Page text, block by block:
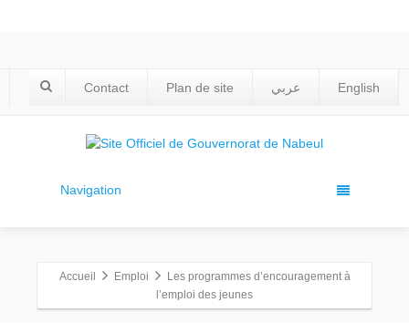
Contact Plan de site عربي English
Navigation
Accueil Emploi
Les programmes d’encouragement à
l’emploi des jeunes